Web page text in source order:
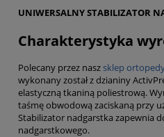
UNIWERSALNY STABILIZATOR
Charakterystyka
Polecany przez naszsklep
wykonany został z dzianiny
elastyczną tkaniną poliestrową.
taśmę obwodową zaciskaną przy
Stabilizator nadgarstka zapewnia
nadgarstkowego.